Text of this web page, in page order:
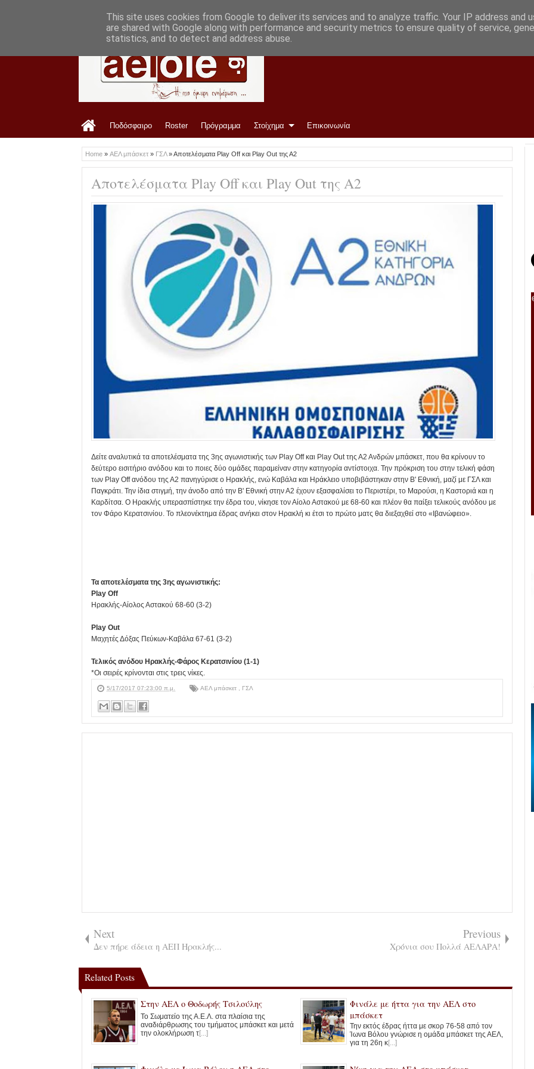
Ποδόσφαιρο Roster Πρόγραμμα Στοίχημα Επικοινωνία
Home » ΑΕΛ μπάσκετ » ΓΣΛ»Αποτελέσματα Play Off και Play Out της Α2
Αποτελέσματα Play Off και Play Out της Α2
Δείτε αναλυτικά τα αποτελέσματα της 3ης αγωνιστικής των Play Off και Play Out της Α2 Ανδρών μπάσκετ, που θα κρίνουν το
δεύτερο εισιτήριο ανόδου και το ποιες δύο ομάδες παραμείναν στην κατηγορία αντίστοιχα. Την πρόκριση του στην τελική φάση
των Play Off ανόδου της Α2 πανηγύρισε ο Ηρακλής, ενώ Καβάλα και Ηράκλειο υποβιβάστηκαν στην Β' Εθνική, μαζί με ΓΣΛ και
Παγκράτι. Την ίδια στιγμή, την άνοδο από την Β' Εθνική στην Α2 έχουν εξασφαλίσει το Περιστέρι, το Μαρούσι, η Καστοριά και η
Καρδίτσα. Ο Ηρακλής υπερασπίστηκε την έδρα του, νίκησε τον Αίολο Αστακού με 68-60 και πλέον θα παίξει τελικούς ανόδου με
τον Φάρο Κερατσινίου. Το πλεονέκτημα έδρας ανήκει στον Ηρακλή κι έτσι το πρώτο ματς θα διεξαχθεί στο «Ιβανώφειο».
Τα αποτελέσματα της 3ης αγωνιστικής:
Play Off
Ηρακλής-Αίολος Αστακού 68-60 (3-2)
Play Out
Μαχητές Δόξας Πεύκων-Καβάλα 67-61 (3-2)
Τελικός ανόδου Ηρακλής-Φάρος Κερατσινίου (1-1)
*Oι σειρές κρίνονται στις τρεις νίκες.
5/17/2017 07:23:00 π.μ. ΑΕΛ μπάσκετ ΓΣΛ
Next
Δεν πήρε άδεια η ΑΕΠ Ηρακλής...
Previous
Χρόνια σου Πολλά ΑΕΛΑΡΑ!
Related Posts
Στην ΑΕΛ ο Θοδωρής Τσιλούλης
Το Σωματείο της Α.Ε.Λ. στα πλαίσια της
αναδιάρθρωσης του τμήματος μπάσκετ και μετά
την ολοκλήρωση τ[...]
Φινάλε με ήττα για την ΑΕΛ στο
μπάσκετ
Την εκτός έδρας ήττα με σκορ 76-58 από τον
Ίωνα Βόλου γνώρισε η ομάδα μπάσκετ της ΑΕΛ,
για τη 26η κ[...]
This site uses cookies from Google to deliver its services and to analyze traffic. Your IP address and
are shared with Google along with performance and security metrics to ensure quality of service,
statistics, and to detect and address abuse.